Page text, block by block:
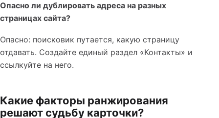
Опасно ли дублировать адреса на разных
страницах сайта?
Опасно: поисковик путается, какую страницу
отдавать. Создайте единый раздел «Контакты» и
ссылкуйте на него.
Какие факторы ранжирования
решают судьбу карточки?